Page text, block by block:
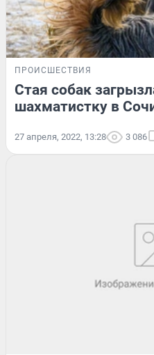
ПРОИСШЕСТВИЯ
Стая собак
шахматистку в
27 апреля, 2022, 13:28 3 086